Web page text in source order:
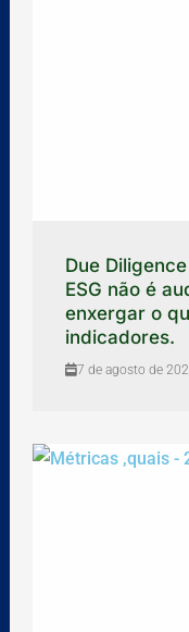
Due
ESG não é
enxergar o
indicadores.
7 de agosto de